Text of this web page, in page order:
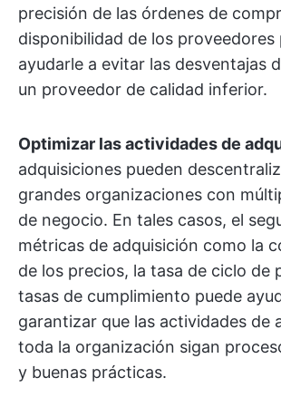
precisión de las órdenes de
disponibilidad de los proveedores
ayudarle a evitar las desventajas
un proveedor de calidad inferior.
Optimizar las actividades de
adquisiciones pueden
grandes organizaciones con
de negocio. En tales casos, el
métricas de adquisición como la
de los precios, la tasa de ciclo de
tasas de cumplimiento puede
garantizar que las actividades de
toda la organización sigan
y buenas prácticas.